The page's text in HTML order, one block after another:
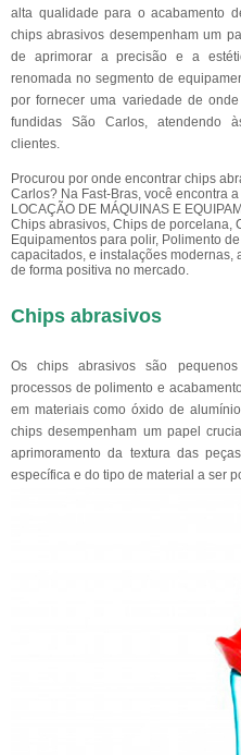
alta qualidade para o acabamento
chips abrasivos desempenham um
de aprimorar a precisão e a
renomada no segmento de
por fornecer uma variedade de
fundidas São Carlos, atendendo
clientes.
Procurou por onde encontrar chips
Carlos? Na Fast-Bras, você encontra
LOCAÇÃO DE MÁQUINAS E
Chips abrasivos, Chips de porcelana,
Equipamentos para polir, Polimento
capacitados, e instalações modernas,
de forma positiva no mercado.
Chips abrasivos
Os chips abrasivos são
processos de polimento e
em materiais como óxido de
chips desempenham um papel
aprimoramento da textura das
específica e do tipo de material a ser